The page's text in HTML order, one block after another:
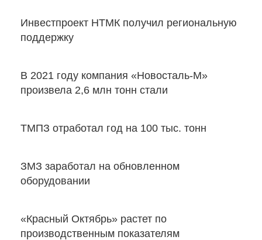
Инвестпроект НТМК получил региональную
поддержку
В 2021 году компания «Новосталь-М»
произвела 2,6 млн тонн стали
ТМПЗ отработал год на 100 тыс. тонн
ЗМЗ заработал на обновленном
оборудовании
«Красный Октябрь» растет по
производственным показателям